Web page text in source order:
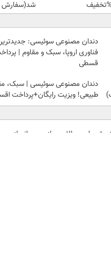
شد(سفارش
دندان مصنوعی سوئیسی:
فناوری اروپا، سبک و مقاوم |
قسطی
دندان مصنوعی سوئیسی | سبک،
طبیعی! ویزیت رایگان+پرداخت
پلمپ طلاسی، از
جوانسازی